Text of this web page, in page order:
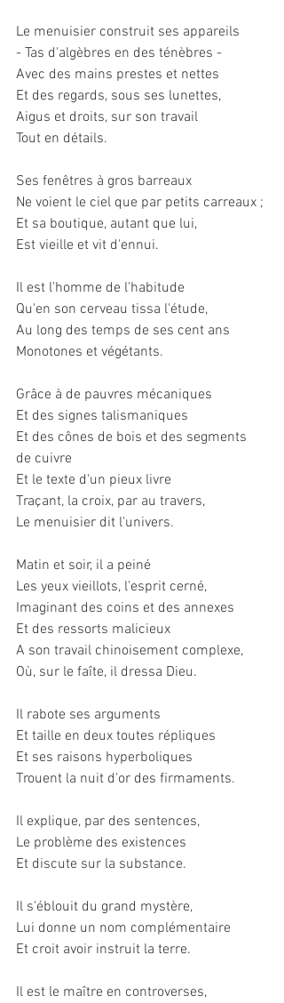
Le menuisier construit ses appareils
- Tas d'algèbres en des ténèbres -
Avec des mains prestes et nettes
Et des regards, sous ses lunettes,
Aigus et droits, sur son travail
Tout en détails.
Ses fenêtres à gros barreaux
Ne voient le ciel que par petits carreaux ;
Et sa boutique, autant que lui,
Est vieille et vit d'ennui.
Il est l'homme de l'habitude
Qu'en son cerveau tissa l'étude,
Au long des temps de ses cent ans
Monotones et végétants.
Grâce à de pauvres mécaniques
Et des signes talismaniques
Et des cônes de bois et des segments
de cuivre
Et le texte d'un pieux livre
Traçant, la croix, par au travers,
Le menuisier dit l'univers.
Matin et soir, il a peiné
Les yeux vieillots, l'esprit cerné,
Imaginant des coins et des annexes
Et des ressorts malicieux
A son travail chinoisement complexe,
Où, sur le faîte, il dressa Dieu.
Il rabote ses arguments
Et taille en deux toutes répliques
Et ses raisons hyperboliques
Trouent la nuit d'or des firmaments.
Il explique, par des sentences,
Le problème des existences
Et discute sur la substance.
Il s'éblouit du grand mystère,
Lui donne un nom complémentaire
Et croit avoir instruit la terre.
Il est le maître en controverses,